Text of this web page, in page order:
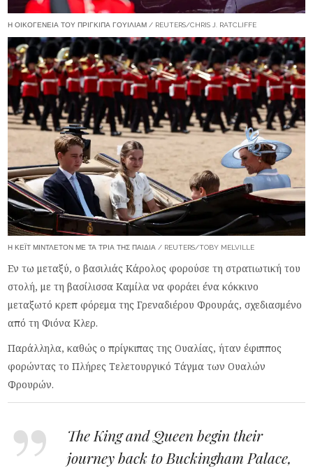
Η ΟΙΚΟΓΈΝΕΙΑ ΤΟΥ ΠΡΊΓΚΙΠΑ ΓΟΥΊΛΙΑΜ / REUTERS/CHRIS J. RATCLIFFE
Η ΚΈΙΤ ΜΊΝΤΛΕΤΟΝ ΜΕ ΤΑ ΤΡΊΑ ΤΗΣ ΠΑΙΔΙΆ / REUTERS/TOBY MELVILLE
Εν τω μεταξύ, ο βασιλιάς Κάρολος φορούσε τη στρατιωτική του
στολή, με τη βασίλισσα Καμίλα να φοράει ένα κόκκινο
μεταξωτό κρεπ φόρεμα της Γρεναδιέρου Φρουράς, σχεδιασμένο
από τη Φιόνα Κλερ.
Παράλληλα, καθώς ο πρίγκιπας της Ουαλίας, ήταν έφιππος
φορώντας το Πλήρες Τελετουργικό Τάγμα των Ουαλών
Φρουρών.
The King and Queen begin their
journey back to Buckingham Palace,